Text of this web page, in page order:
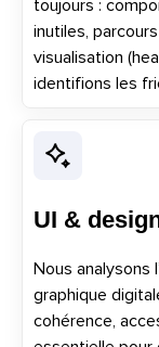
toujours :
inutiles,
visualisation
identifions les
UI &
Nous analysons
graphique
cohérence,